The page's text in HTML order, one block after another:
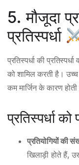
5. मौजूदा
प्रतिस्पर्धा
प्रतिस्पर्धा की
को शामिल करती है। उच्च
कम मार्जिन के कारण होती
प्रतिस्पर्धा
प्रतियोगियों की
खिलाड़ी होते हैं,